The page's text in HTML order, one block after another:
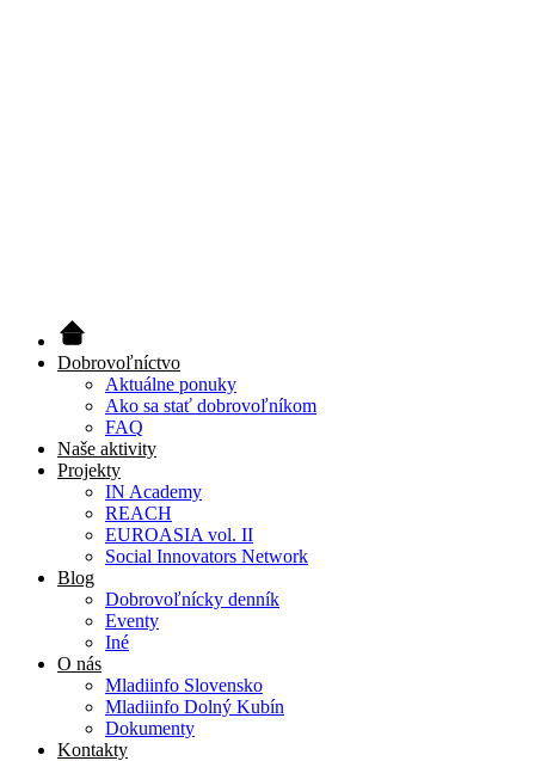
Dobrovoľníctvo
Aktuálne ponuky
Ako sa stať dobrovoľníkom
FAQ
Naše aktivity
Projekty
IN Academy
REACH
EUROASIA vol. II
Social Innovators Network
Blog
Dobrovoľnícky denník
Eventy
Iné
O nás
Mladiinfo Slovensko
Mladiinfo Dolný Kubín
Dokumenty
Kontakty